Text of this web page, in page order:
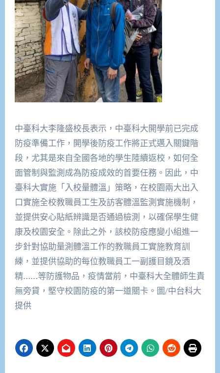
中臺科大李隆盛校長表示，中臺科大開學前已完成
防疫準備工作，開學後防疫工作將正式邁入關鍵階
段，尤其是來自全國各地的學生陸續返校，如何全
面管制與監測成為防疫成效的首要任務。因此，中
臺科大實施「入校量體溫」策略，在校園兩大出入
口實施全校教職員工生及訪客體溫監測實施機制，
並提供安心貼紙辨識是否通過檢測，以確保學生健
康及校園安全。除此之外，該校防疫應變小組進一
步針對協助量測體溫工作的教職員工實施教育訓
練，並提供協助的每位教職員工一副護目鏡及酒
精……等防護物品，疫情當前，中臺科大全體師生責
無旁貸，堅守校園防疫的第一道關卡。圖/中台科大
提供